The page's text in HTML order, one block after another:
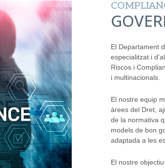
El Departament
especialitzat i
Riscos i
i multinacionals.
El nostre equip
àrees del Dret,
de la normativa
models de bon
adaptada a les
El nostre